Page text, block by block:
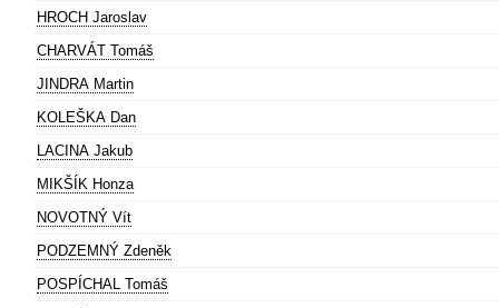
HROCH Jaroslav
CHARVÁT Tomáš
JINDRA Martin
KOLEŠKA Dan
LACINA Jakub
MIKŠÍK Honza
NOVOTNÝ Vít
PODZEMNÝ Zdeněk
POSPÍCHAL Tomáš